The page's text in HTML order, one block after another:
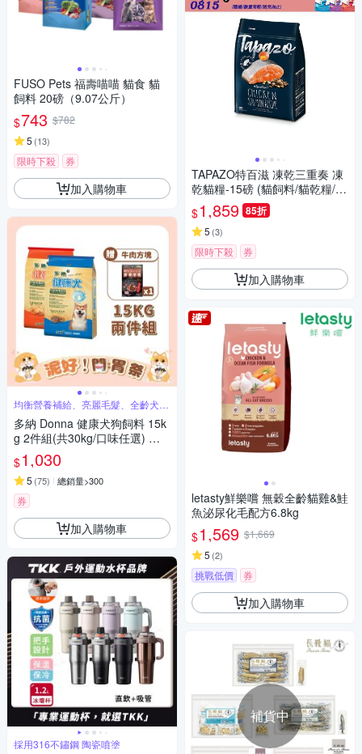
FUSO Pets 福壽喵喵 貓食 貓
飼料 20磅（9.07公斤）
$743 $782
5 (13)
限時下殺 券
加入購物車
均衡營養補給、亮麗毛髮、全齡犬適
用
多納 Donna 健康犬狗飼料 15k
g 2件組(共30kg/口味任選) 囤
貨大容量 狗乾糧 犬糧推薦 全齡
犬 成犬 幼犬 中大型犬 營養均
衡 挑嘴 牛肉 雞肉【官方直營】
$1,030
5 (75) 總銷量>300
券
加入購物車
採用316不鏽鋼 陶瓷噴塗
TAPAZO特百滋 凍乾三重奏 凍
乾貓糧-15磅 (貓飼料/貓乾糧/貓
糧)
$1,859 85折
5 (3)
限時下殺 券
加入購物車
letasty鮮樂嚐 無穀全齡貓雞&鮭
魚泌尿化毛配方6.8kg
$1,569 $1,669
5 (2)
挑戰低價 券
加入購物車
補貨中